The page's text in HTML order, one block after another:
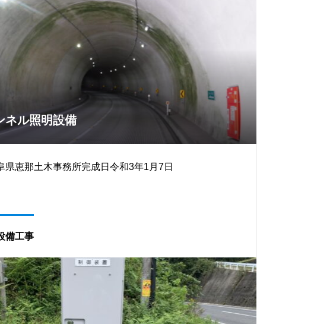
ネル照明設備
県恵那土木事務所完成日令和3年1月7日
備工事